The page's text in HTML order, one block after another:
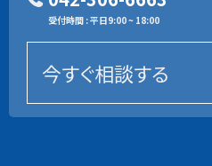
受付時間 : 平日9:00 ~ 18:00
今すぐ相談する